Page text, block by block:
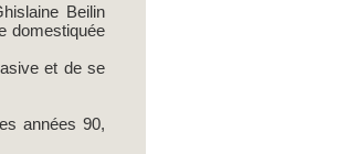
Beilin
domestiquée
et de se
années 90,